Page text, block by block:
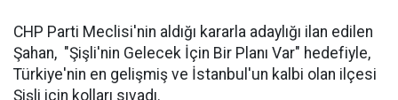
CHP Parti Meclisi'nin aldığı kararla adaylığı ilan edilen
Şahan, "Şişli'nin Gelecek İçin Bir Planı Var" hedefiyle,
Türkiye'nin en gelişmiş ve İstanbul'un kalbi olan ilçesi
Şişli için kolları sıvadı.